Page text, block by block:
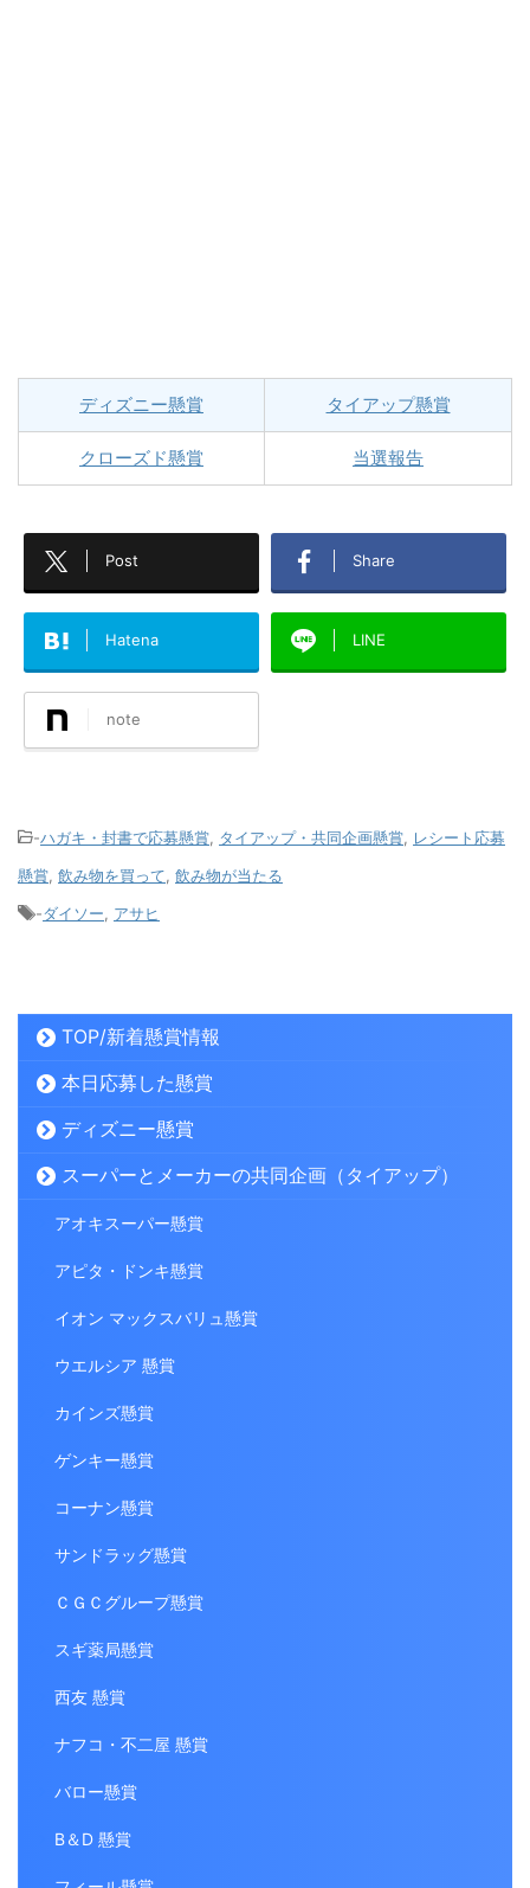
ディズニー懸賞 タイアップ懸賞
クローズド懸賞 当選報告
Post Share
Hatena LINE
note
-ハガキ・封書で応募懸賞 タイアップ・共同企画懸賞
レシート応募
懸賞 飲み物を買って 飲み物が当たる
-ダイソー アサヒ
TOP/新着懸賞情報
本日応募した懸賞
ディズニー懸賞
スーパーとメーカーの共同企画（タイアップ）
アオキスーパー懸賞
アピタ・ドンキ懸賞
イオン マックスバリュ懸賞
ウエルシア 懸賞
カインズ懸賞
ゲンキー懸賞
コーナン懸賞
サンドラッグ懸賞
ＣＧＣグループ懸賞
スギ薬局懸賞
西友 懸賞
ナフコ・不二屋 懸賞
バロー懸賞
B＆D 懸賞